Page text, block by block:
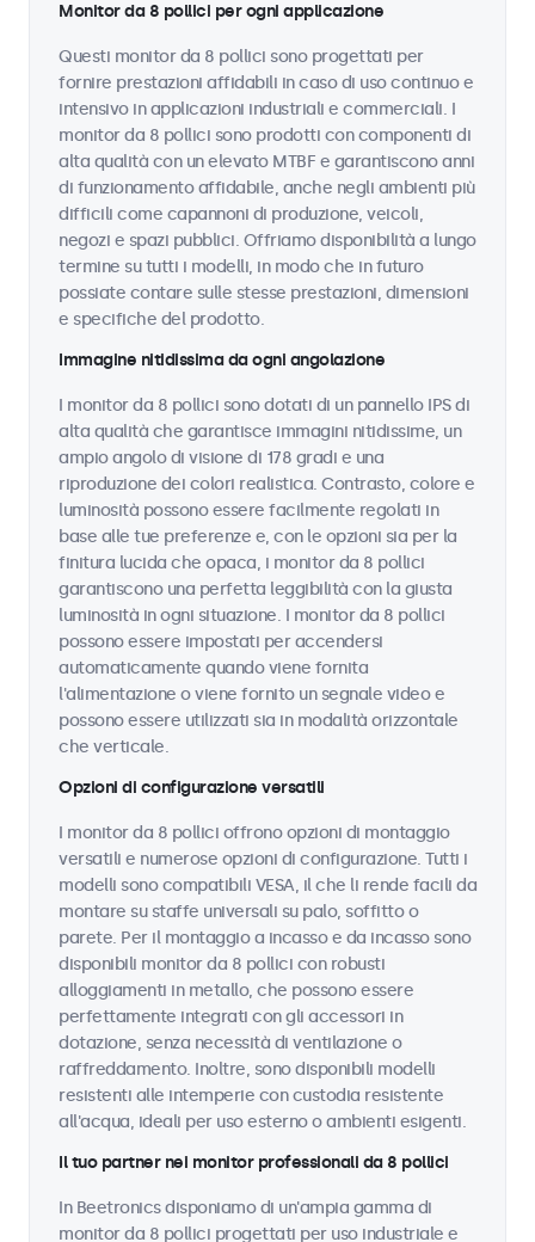
Monitor da 8 pollici per ogni applicazione
Questi monitor da 8 pollici sono progettati per
fornire prestazioni affidabili in caso di uso continuo e
intensivo in applicazioni industriali e commerciali. I
monitor da 8 pollici sono prodotti con componenti di
alta qualità con un elevato MTBF e garantiscono anni
di funzionamento affidabile, anche negli ambienti più
difficili come capannoni di produzione, veicoli,
negozi e spazi pubblici. Offriamo disponibilità a lungo
termine su tutti i modelli, in modo che in futuro
possiate contare sulle stesse prestazioni, dimensioni
e specifiche del prodotto.
Immagine nitidissima da ogni angolazione
I monitor da 8 pollici sono dotati di un pannello IPS di
alta qualità che garantisce immagini nitidissime, un
ampio angolo di visione di 178 gradi e una
riproduzione dei colori realistica. Contrasto, colore e
luminosità possono essere facilmente regolati in
base alle tue preferenze e, con le opzioni sia per la
finitura lucida che opaca, i monitor da 8 pollici
garantiscono una perfetta leggibilità con la giusta
luminosità in ogni situazione. I monitor da 8 pollici
possono essere impostati per accendersi
automaticamente quando viene fornita
l'alimentazione o viene fornito un segnale video e
possono essere utilizzati sia in modalità orizzontale
che verticale.
Opzioni di configurazione versatili
I monitor da 8 pollici offrono opzioni di montaggio
versatili e numerose opzioni di configurazione. Tutti i
modelli sono compatibili VESA, il che li rende facili da
montare su staffe universali su palo, soffitto o
parete. Per il montaggio a incasso e da incasso sono
disponibili monitor da 8 pollici con robusti
alloggiamenti in metallo, che possono essere
perfettamente integrati con gli accessori in
dotazione, senza necessità di ventilazione o
raffreddamento. Inoltre, sono disponibili modelli
resistenti alle intemperie con custodia resistente
all'acqua, ideali per uso esterno o ambienti esigenti.
Il tuo partner nei monitor professionali da 8 pollici
In Beetronics disponiamo di un'ampia gamma di
monitor da 8 pollici progettati per uso industriale e